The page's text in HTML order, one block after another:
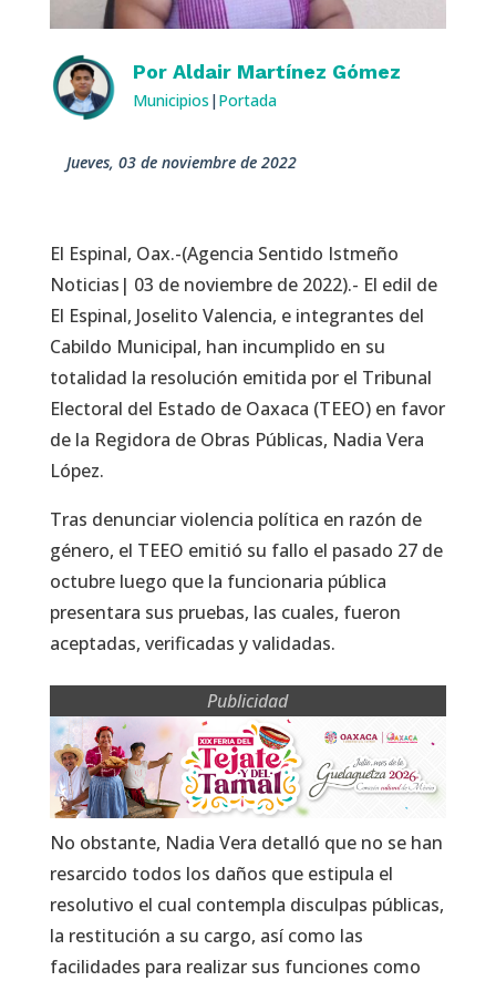
Por Aldair Martínez Gómez
Municipios | Portada
jueves, 03 de noviembre de 2022
El Espinal, Oax.-(Agencia Sentido Istmeño
Noticias| 03 de noviembre de 2022).- El edil de
El Espinal, Joselito Valencia, e integrantes del
Cabildo Municipal, han incumplido en su
totalidad la resolución emitida por el Tribunal
Electoral del Estado de Oaxaca (TEEO) en favor
de la Regidora de Obras Públicas, Nadia Vera
López.
Tras denunciar violencia política en razón de
género, el TEEO emitió su fallo el pasado 27 de
octubre luego que la funcionaria pública
presentara sus pruebas, las cuales, fueron
aceptadas, verificadas y validadas.
Publicidad
No obstante, Nadia Vera detalló que no se han
resarcido todos los daños que estipula el
resolutivo el cual contempla disculpas públicas,
la restitución a su cargo, así como las
facilidades para realizar sus funciones como